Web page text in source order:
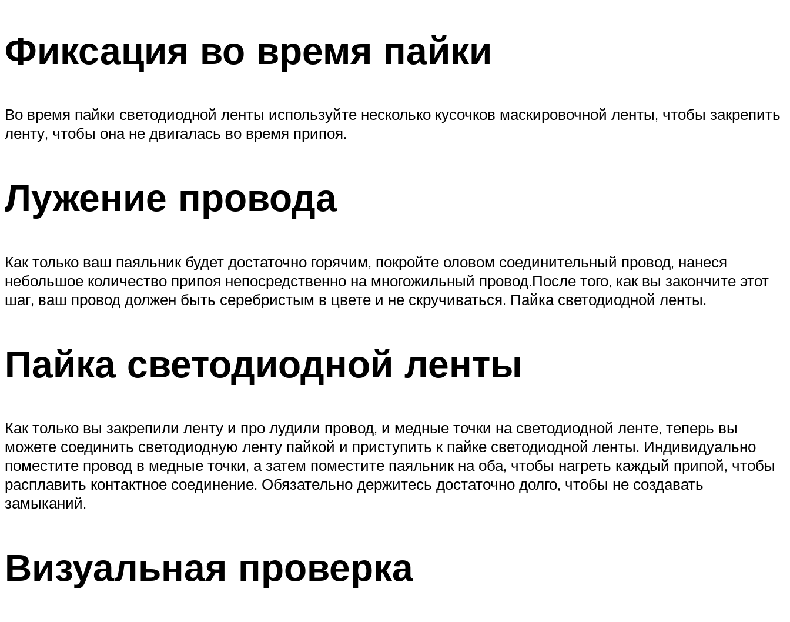
Фиксация во время пайки
Во время пайки светодиодной ленты используйте несколько кусочков маскировочной ленты, чтобы закрепить
ленту, чтобы она не двигалась во время припоя.
Лужение провода
Как только ваш паяльник будет достаточно горячим, покройте оловом соединительный провод, нанеся
небольшое количество припоя непосредственно на многожильный провод.После того, как вы закончите этот
шаг, ваш провод должен быть серебристым в цвете и не скручиваться. Пайка светодиодной ленты.
Пайка светодиодной ленты
Как только вы закрепили ленту и про лудили провод, и медные точки на светодиодной ленте, теперь вы
можете соединить светодиодную ленту пайкой и приступить к пайке светодиодной ленты. Индивидуально
поместите провод в медные точки, а затем поместите паяльник на оба, чтобы нагреть каждый припой, чтобы
расплавить контактное соединение. Обязательно держитесь достаточно долго, чтобы не создавать
замыканий.
Визуальная проверка